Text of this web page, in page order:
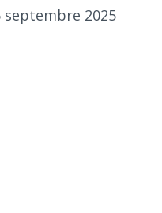
septembre 2025